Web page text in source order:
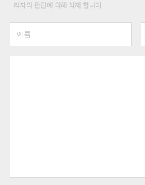
리자의 판단에 의해 삭제 합니다.